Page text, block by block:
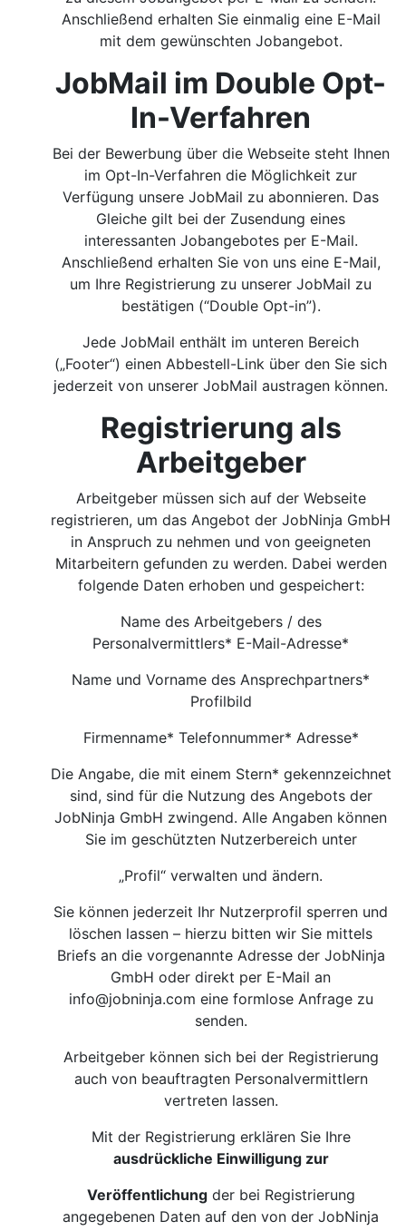
Anschließend erhalten Sie einmalig eine E-Mail
mit dem gewünschten Jobangebot.
JobMail im Double Opt-
In-Verfahren
Bei der Bewerbung über die Webseite steht Ihnen
im Opt-In-Verfahren die Möglichkeit zur
Verfügung unsere JobMail zu abonnieren. Das
Gleiche gilt bei der Zusendung eines
interessanten Jobangebotes per E-Mail.
Anschließend erhalten Sie von uns eine E-Mail,
um Ihre Registrierung zu unserer JobMail zu
bestätigen (“Double Opt-in”).
Jede JobMail enthält im unteren Bereich
(„Footer“) einen Abbestell-Link über den Sie sich
jederzeit von unserer JobMail austragen können.
Registrierung als
Arbeitgeber
Arbeitgeber müssen sich auf der Webseite
registrieren, um das Angebot der JobNinja GmbH
in Anspruch zu nehmen und von geeigneten
Mitarbeitern gefunden zu werden. Dabei werden
folgende Daten erhoben und gespeichert:
Name des Arbeitgebers / des
Personalvermittlers* E-Mail-Adresse*
Name und Vorname des Ansprechpartners*
Profilbild
Firmenname* Telefonnummer* Adresse*
Die Angabe, die mit einem Stern* gekennzeichnet
sind, sind für die Nutzung des Angebots der
JobNinja GmbH zwingend. Alle Angaben können
Sie im geschützten Nutzerbereich unter
„Profil“ verwalten und ändern.
Sie können jederzeit Ihr Nutzerprofil sperren und
löschen lassen – hierzu bitten wir Sie mittels
Briefs an die vorgenannte Adresse der JobNinja
GmbH oder direkt per E-Mail an
info@jobninja.com eine formlose Anfrage zu
senden.
Arbeitgeber können sich bei der Registrierung
auch von beauftragten Personalvermittlern
vertreten lassen.
Mit der Registrierung erklären Sie Ihre
ausdrückliche Einwilligung zur
Veröffentlichung der bei Registrierung
angegebenen Daten auf den von der JobNinja